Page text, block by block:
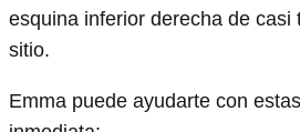
esquina inferior derecha de casi
sitio.
Emma puede ayudarte con